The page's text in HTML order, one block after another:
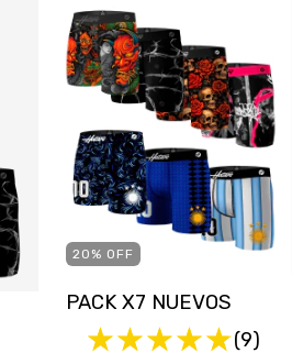
20 % OFF
PACK X7 NUEVOS
(9)